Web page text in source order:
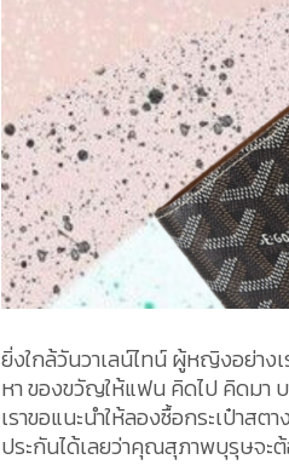
ยิ่งใกล้วันวาเลน์ไทน์ ผู้หญิงอย่าง
หา ของขวัญให้แฟน คิดไป คิดมา
เราขอแนะนำให้ลองซื้อกระเป๋าส
ประกันได้เลยว่าคุณสุภาพบุรุษจะต้องชอบ และยิ้มแก้ม